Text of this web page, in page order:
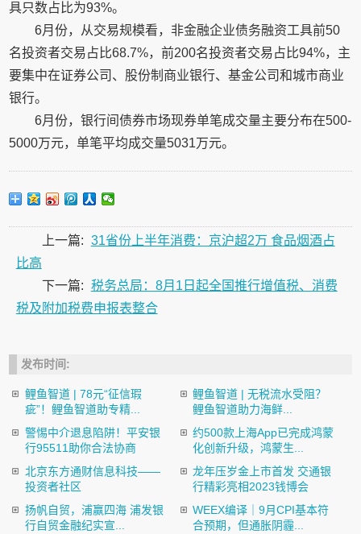
具只数占比为93%。
6月份，从交易规模看，非金融企业债务融资工具前50
名投资者交易占比68.7%，前200名投资者交易占比94%，主
要集中在证券公司、股份制商业银行、基金公司和城市商业
银行。
6月份，银行间债券市场现券单笔成交量主要分布在500-
5000万元，单笔平均成交量5031万元。
上一篇: 31省份上半年消费：京沪超2万 食品烟酒占
比高
下一篇: 税务总局：8月1日起全国推行增值税、消费
税及附加税费申报表整合
发布时间:
鲤鱼智道 | 78元“征信瑕
疵”！鲤鱼智道助专精...
鲤鱼智道 | 无税流水受阻？
鲤鱼智道助力海鲜...
警惕中介退息陷阱！平安银
行95511助你合法协商
约500款上海App已完成鸿蒙
化创新升级，鸿蒙生...
北京东方通财信息科技——
投资者社区
龙年压岁金上市首发 交通银
行精彩亮相2023钱博会
扬帆自贸，浦赢四海 浦发银
行自贸金融纪实宣...
​WEEX编译｜9月CPI基本符
合预期，但通胀阴霾...